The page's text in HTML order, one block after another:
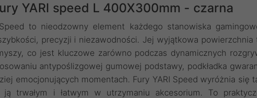
YARI speed L 400X300mm - czarna
to nieodzowny element każdego stanowiska
precyzji i niezawodności. Jej wyjątkowa powierzchnia
co jest kluczowe zarówno podczas dynamicznych
antypoślizgowej gumowej podstawy, podkładka
emocjonujących momentach. Fury YARI Speed wyróżnia się
trwałym i łatwym w utrzymaniu akcesorium. To